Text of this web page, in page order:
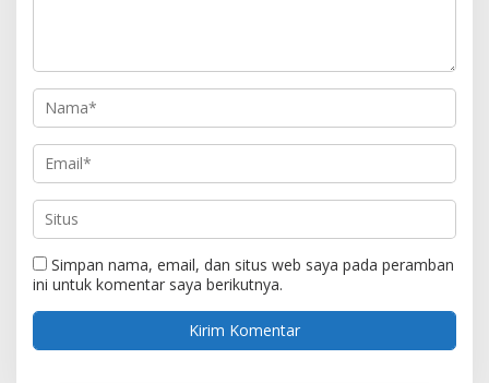
Simpan nama, email, dan situs web saya pada peramban
ini untuk komentar saya berikutnya.